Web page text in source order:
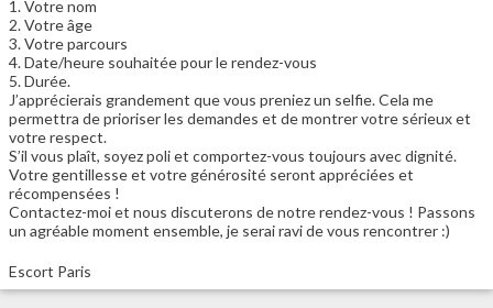
1. Votre nom
2. Votre âge
3. Votre parcours
4. Date/heure souhaitée pour le rendez-vous
5. Durée.
J’apprécierais grandement que vous preniez un selfie. Cela me
permettra de prioriser les demandes et de montrer votre sérieux et
votre respect.
S’il vous plaît, soyez poli et comportez-vous toujours avec dignité.
Votre gentillesse et votre générosité seront appréciées et
récompensées !
Contactez-moi et nous discuterons de notre rendez-vous ! Passons
un agréable moment ensemble, je serai ravi de vous rencontrer :)
Escort Paris